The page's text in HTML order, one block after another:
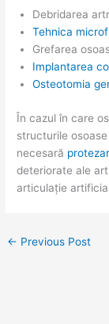
Debridarea
Tehnica
Grefarea
Implantarea
Osteotomia
În cazul în care
structurile
necesară
deteriorate ale
articulație
← Previous Post